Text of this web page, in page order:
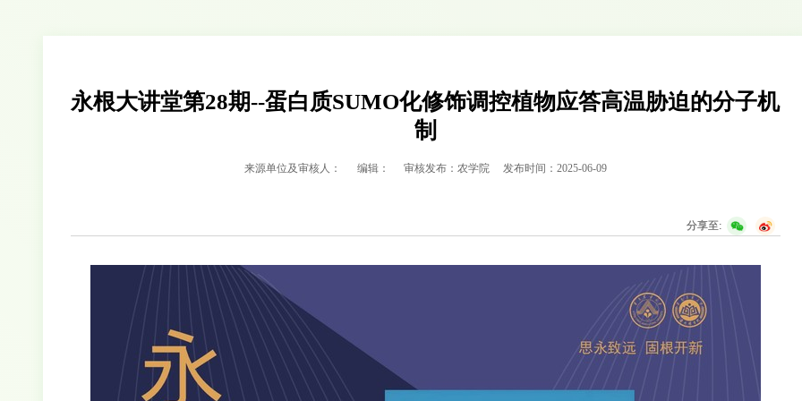
永根大讲堂第28期--蛋白质SUMO化修饰调控植物应答高温胁迫的分子机
制
来源单位及审核人： 编辑： 审核发布：农学院 发布时间：2025-06-09
分享至: